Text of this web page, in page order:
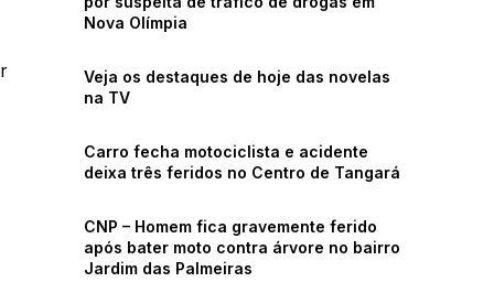
Nova Olímpia
Veja os destaques de hoje das novelas
na TV
Carro fecha motociclista e acidente
deixa três feridos no Centro de Tangará
CNP – Homem fica gravemente ferido
após bater moto contra árvore no bairro
Jardim das Palmeiras